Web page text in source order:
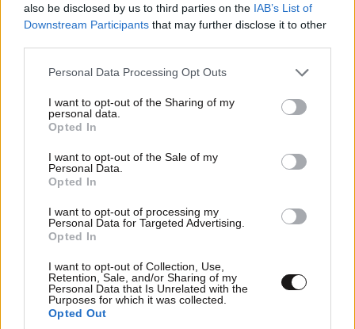
also be disclosed by us to third parties on the IAB’s List of
Downstream Participants that may further disclose it to other
Please note that this website/app uses one or more Google
not limited to your visit or usage behaviour. You may click to
grant or deny consent to Google and its third-party tags to
use your data for below specified purposes in below Google
consent section.
Personal Data Processing Opt Outs
I want to opt-out of the Sharing of my
personal data.
Opted In
I want to opt-out of the Sale of my
Personal Data.
Opted In
I want to opt-out of processing my
Personal Data for Targeted Advertising.
Opted In
I want to opt-out of Collection, Use,
Retention, Sale, and/or Sharing of my
Personal Data that Is Unrelated with the
Purposes for which it was collected.
Opted Out
Ακολουθήστε τοNEWSBEASTστοGoogle News
και μάθετε πρώτοι όλες τις ειδήσεις